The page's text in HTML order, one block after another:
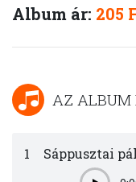
Album ár: 205
AZ ALBUM
1 Sáppusztai